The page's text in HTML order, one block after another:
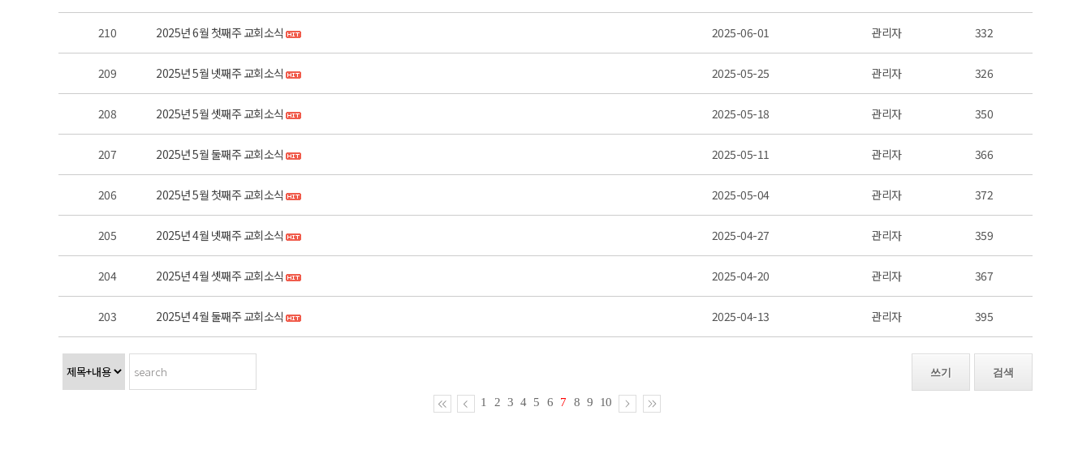
210 2025년 6월 첫째주 교회소식 2025-06-01 관리자 332
209 2025년 5월 넷째주 교회소식 2025-05-25 관리자 326
208 2025년 5월 셋째주 교회소식 2025-05-18 관리자 350
207 2025년 5월 둘째주 교회소식 2025-05-11 관리자 366
206 2025년 5월 첫째주 교회소식 2025-05-04 관리자 372
205 2025년 4월 넷째주 교회소식 2025-04-27 관리자 359
204 2025년 4월 셋째주 교회소식 2025-04-20 관리자 367
203 2025년 4월 둘째주 교회소식 2025-04-13 관리자 395
검색
쓰기
1 2 3 4 5 6 7 8 9 10